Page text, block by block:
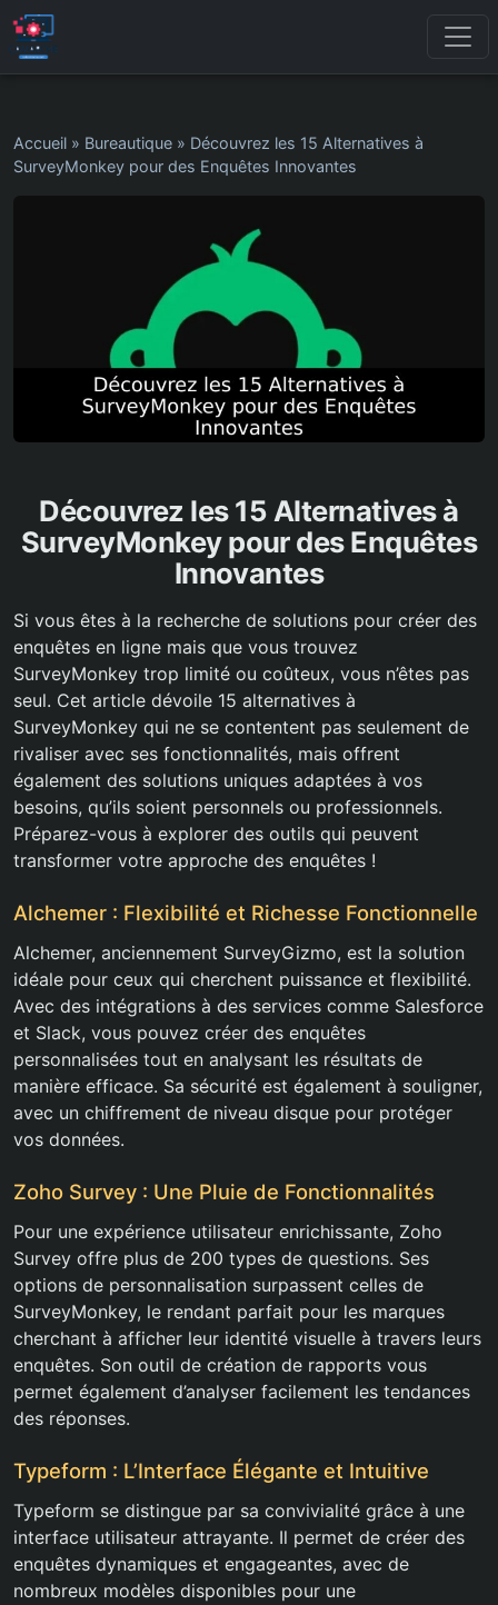
Accueil » Bureautique » Découvrez les 15 Alternatives à
SurveyMonkey pour des Enquêtes Innovantes
Découvrez les 15 Alternatives à
SurveyMonkey pour des Enquêtes
Innovantes
Si vous êtes à la recherche de solutions pour créer des
enquêtes en ligne mais que vous trouvez
SurveyMonkey trop limité ou coûteux, vous n’êtes pas
seul. Cet article dévoile 15 alternatives à
SurveyMonkey qui ne se contentent pas seulement de
rivaliser avec ses fonctionnalités, mais offrent
également des solutions uniques adaptées à vos
besoins, qu’ils soient personnels ou professionnels.
Préparez-vous à explorer des outils qui peuvent
transformer votre approche des enquêtes !
Alchemer : Flexibilité et Richesse Fonctionnelle
Alchemer, anciennement SurveyGizmo, est la solution
idéale pour ceux qui cherchent puissance et flexibilité.
Avec des intégrations à des services comme Salesforce
et Slack, vous pouvez créer des enquêtes
personnalisées tout en analysant les résultats de
manière efficace. Sa sécurité est également à souligner,
avec un chiffrement de niveau disque pour protéger
vos données.
Zoho Survey : Une Pluie de Fonctionnalités
Pour une expérience utilisateur enrichissante, Zoho
Survey offre plus de 200 types de questions. Ses
options de personnalisation surpassent celles de
SurveyMonkey, le rendant parfait pour les marques
cherchant à afficher leur identité visuelle à travers leurs
enquêtes. Son outil de création de rapports vous
permet également d’analyser facilement les tendances
des réponses.
Typeform : L’Interface Élégante et Intuitive
Typeform se distingue par sa convivialité grâce à une
interface utilisateur attrayante. Il permet de créer des
enquêtes dynamiques et engageantes, avec de
nombreux modèles disponibles pour une